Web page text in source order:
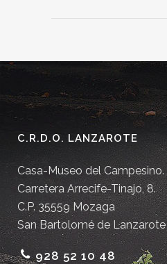
C.R.D.O. LANZAROTE
Casa-Museo del Campesino.
Carretera Arrecife-Tinajo, 8.
C.P. 35559 Mozaga
San Bartolomé de Lanzarote
928 52 10 48